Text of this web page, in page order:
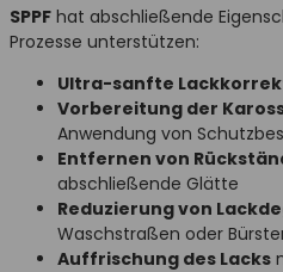
SPPF hat abschließende
Prozesse unterstützen:
Ultra-sanfte
Vorbereitung der
Anwendung von
Entfernen von
abschließende Glätte
Reduzierung von
Waschstraßen oder
Auffrischung des Lacks